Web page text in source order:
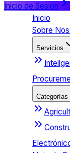
Inicio de Sesión
Inicio
Sobre
Servicios
Categorías